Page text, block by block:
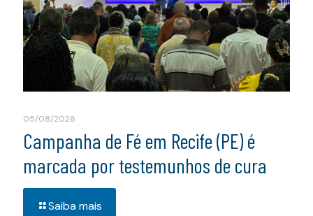
05/08/2026
Campanha de Fé em Recife (PE) é
marcada por testemunhos de cura
Saiba mais